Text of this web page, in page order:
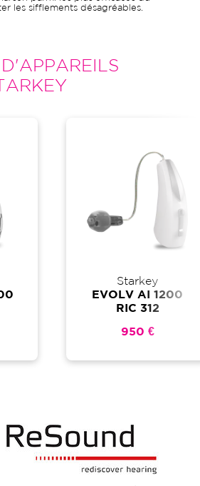
les sifflements désagréables.
Starkey
EVOLV AI 1200
RIC 312
950 €